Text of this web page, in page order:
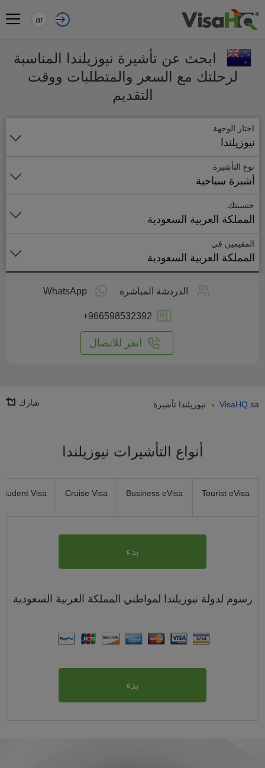
ar
ابحث عن تأشيرة نيوزيلندا المناسبة
لرحلتك مع السعر والمتطلبات ووقت
التقديم
اختار الوجهة
نيوزيلندا
نوع التأشيرة
أشيرة سياحية
جنسيتك
المملكة العربية السعودية
المقيمين في
المملكة العربية السعودية
الدردشة المباشرة WhatsApp
+966598532392
انقر للاتصال
VisaHQ.sa
› نيوزيلندا تأشيرة شارك
أنواع التأشيرات نيوزيلندا
Tourist eVisa
Business eVisa
Cruise Visa
Student Visa
بدء
رسوم لدولة نيوزيلندا لمواطني المملكة العربية السعودية
بدء